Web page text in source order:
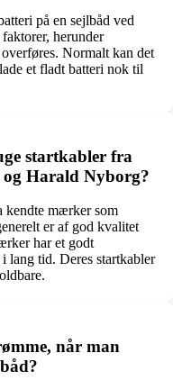
på en sejlbåd ved
herunder
Normalt kan det
et fladt batteri nok til
startkabler fra
Harald Nyborg?
kendte mærker som
er af god kvalitet
har et godt
lang tid. Deres startkabler
når man